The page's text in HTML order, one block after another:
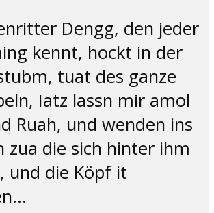
Dengg, den jeder
kennt, hockt in der
tuat des ganze
Iatz lassn mir amol
Ruah, und wenden ins
zua die sich hinter ihm
und die Köpf it